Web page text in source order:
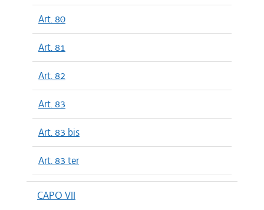
Art. 80
Art. 81
Art. 82
Art. 83
Art. 83 bis
Art. 83 ter
CAPO VII